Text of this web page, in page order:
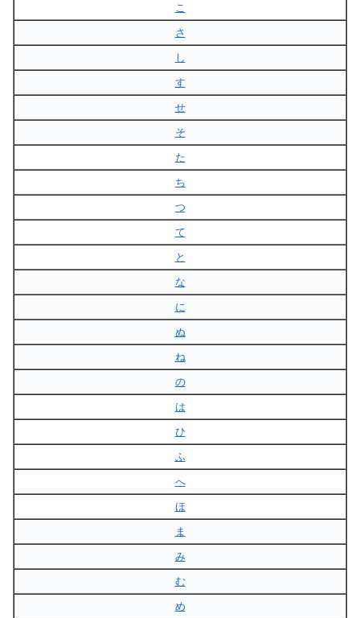
こ
さ
し
す
せ
そ
た
ち
つ
て
と
な
に
ぬ
ね
の
は
ひ
ふ
へ
ほ
ま
み
む
め